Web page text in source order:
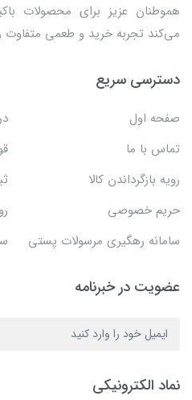
هموطنان عزیز برای محصولات
می‌کند تجربه خرید و طعمی متفاوت
دسترسی سریع
صفحه اول
تماس با ما
رویه بازگرداندن کالا
حریم خصوصی
سامانه رهگیری مرسولات پستی
عضویت در خبرنامه
نماد الکترونیکی